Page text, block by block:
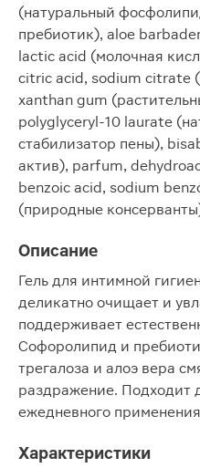
(натуральный
пребиотик), aloe
lactic acid (молочная
citric acid, sodium citrate
xanthan gum
polyglyceryl-10 laurate
стабилизатор пены),
актив), parfum,
benzoic acid, sodium
(природные
Описание
Гель для интимной
деликатно очищает и
поддерживает
Софоролипид и
трегалоза и алоэ вера
раздражение. Подходит
ежедневного
Характеристики